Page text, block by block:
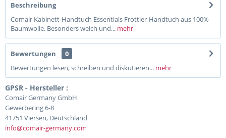
Beschreibung
Comair Kabinett-Handtuch Essentials Frottier-Handtuch aus 100%
Baumwolle. Besonders weich und... mehr
Bewertungen
0
Bewertungen lesen, schreiben und diskutieren... mehr
GPSR - Hersteller :
Comair Germany GmbH
Gewerbering 6-8
41751 Viersen, Deutschland
info@comair-germany.com